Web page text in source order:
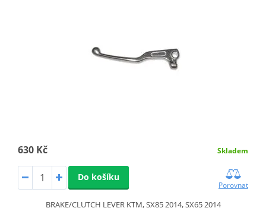
630 Kč Skladem
Do košíku
Porovnat
BRAKE/CLUTCH LEVER KTM, SX85 2014, SX65 2014